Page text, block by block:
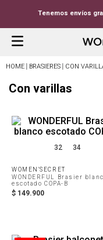
Tenemos envíos
BRASIERES CON
Con varillas
32 34
WOMEN'SECRET
WONDERFUL Brasier
escotado COPA-B
$ 149.900